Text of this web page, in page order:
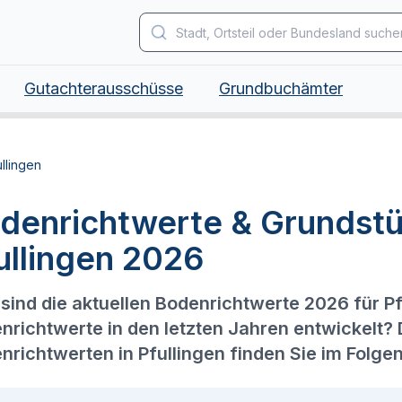
Gutachterausschüsse Grundbuchämter
&
2026
die aktuellen Bodenrichtwerte 2026 für
in den letzten Jahren entwickelt?
in Pfullingen finden Sie im